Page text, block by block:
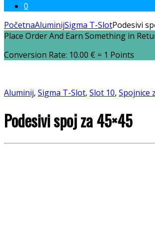
0
PočetnaAluminijSigma T-SlotPodesivi
Place Order And Earn Something in
Conversion Rate: 10.00 € = 1 Points
Aluminij, Sigma T-Slot, Slot 10, Spojnice
Podesivi spoj za 45×45